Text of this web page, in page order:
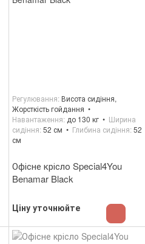
Офісне крісло Special4You
Benamar Black
Ціну уточнюйте
Регулювання Висота сидіння,
Жорсткість гойдання
Навантаження до 130 кг
Ширина
сидіння 52 см Глибина сидіння 52
см